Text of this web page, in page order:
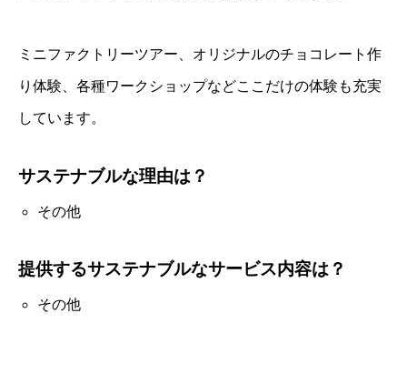
ミニファクトリーツアー、オリジナルのチョコレート作
り体験、各種ワークショップなどここだけの体験も充実
しています。
サステナブルな理由は？
その他
提供するサステナブルなサービス内容は？
その他